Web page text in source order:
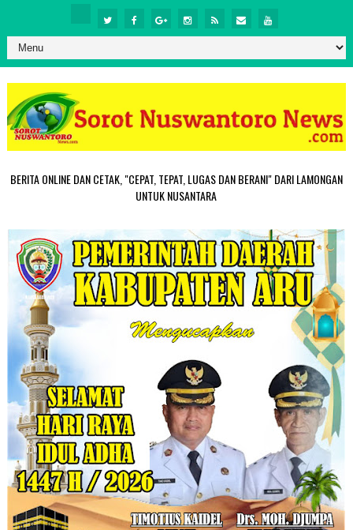
BERITA ONLINE DAN CETAK, "CEPAT, TEPAT, LUGAS DAN BERANI" DARI LAMONGAN
UNTUK NUSANTARA